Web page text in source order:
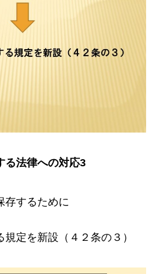
る法律への対応3
存するために
規定を新設（４２条の３）